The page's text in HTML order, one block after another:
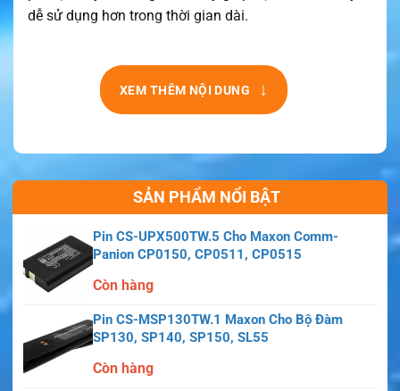
dễ sử dụng hơn trong thời gian dài.
này giúp quản lý pin hiệu quả hơn khi dùng với bộ sạc
phù hợp. Người dùng có thể sạc pin sau mỗi ca làm
pin và hiệu suất vận hành.
XEM THÊM NỘI DUNG ↓
SẢN PHẨM NỔI BẬT
Pin CS-UPX500TW.5 Cho Maxon Comm-
Panion CP0150, CP0511, CP0515
Còn hàng
Pin CS-MSP130TW.1 Maxon Cho Bộ Đàm
SP130, SP140, SP150, SL55
Còn hàng